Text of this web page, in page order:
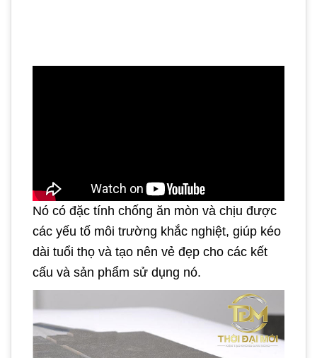
Nó có đặc tính chống ăn mòn và chịu được
các yếu tố môi trường khắc nghiệt, giúp kéo
dài tuổi thọ và tạo nên vẻ đẹp cho các kết
cấu và sản phẩm sử dụng nó.